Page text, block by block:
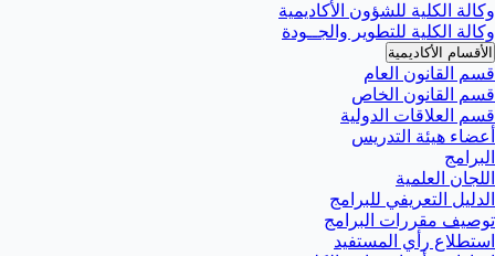
وكالة الكلية للشؤون الأكاديمية
وكالة الكلية للتطوير والجــودة
الأقسام الأكاديمية
قسم القانون العام
قسم القانون الخاص
قسم العلاقات الدولية
أعضاء هيئة التدريس
البرامج
اللجان العلمية
الدليل التعريفي للبرامج
توصيف مقررات البرامج
استطلاع رأي المستفيد